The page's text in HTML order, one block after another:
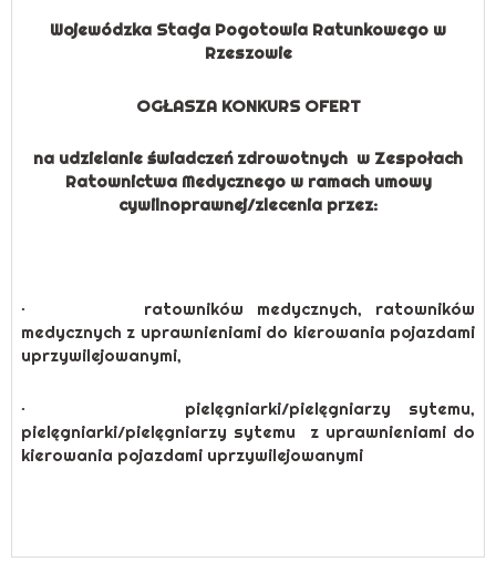
Wojewódzka Stacja Pogotowia Ratunkowego w
Rzeszowie
OGŁASZA KONKURS OFERT
na udzielanie świadczeń zdrowotnych w Zespołach
Ratownictwa Medycznego w ramach umowy
cywilnoprawnej/zlecenia przez:
· ratowników medycznych, ratowników
medycznych z uprawnieniami do kierowania pojazdami
uprzywilejowanymi,
· pielęgniarki/pielęgniarzy sytemu,
pielęgniarki/pielęgniarzy sytemu z uprawnieniami do
kierowania pojazdami uprzywilejowanymi